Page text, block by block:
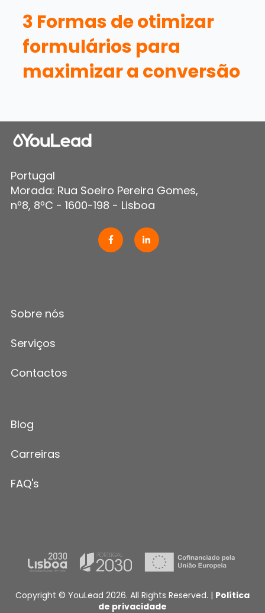
3 Formas de otimizar
formulários para
maximizar a conversão
Portugal
Morada: Rua Soeiro Pereira Gomes,
nº8, 8ºC - 1600-198 - Lisboa
Sobre nós
Serviços
Contactos
Blog
Carreiras
FAQ's
Copyright © YouLead 2026. All Rights Reserved. | Política
de privacidade